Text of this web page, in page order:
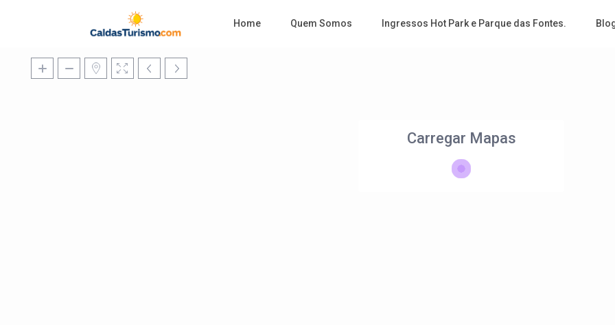
Home Quem Somos Ingressos Hot Park e Parque das Fontes.
Carregar Mapas